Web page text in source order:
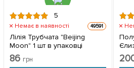
5
Немає в наявності 49591
Лілія Трубчата "Beijing
Moon" 1 шт в упаковці
86 грн